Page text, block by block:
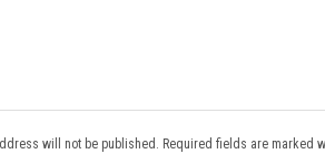
will not be published. Required fields are marked